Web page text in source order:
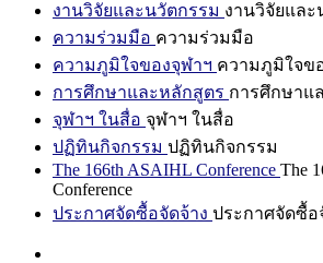
งานวิจัยและนวัตกรรม งานวิจัยและ
ความร่วมมือ ความร่วมมือ
ความภูมิใจของจุฬาฯ ความภูมิใจข
การศึกษาและหลักสูตร การศึกษาแ
จุฬาฯ ในสื่อ จุฬาฯ ในสื่อ
ปฏิทินกิจกรรม ปฏิทินกิจกรรม
The 166th ASAIHL Conference The
Conference
ประกาศจัดซื้อจัดจ้าง ประกาศจัดซื้อ